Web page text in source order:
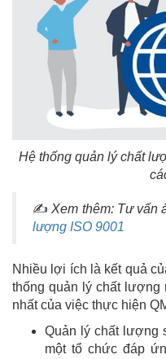
Hệ thống quản lý chất
✍Xem thêm: Tư vấn
lượng ISO 9001
Nhiều lợi ích là kết quả
thống quản lý chất lượng
nhất của việc thực hiện
Quản lý chất lượng
một tổ chức đáp